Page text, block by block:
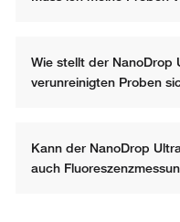
Wie stellt der NanoDrop
verunreinigten Proben
Kann der NanoDrop
auch